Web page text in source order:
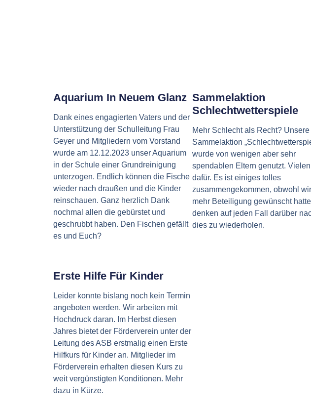
Aquarium In Neuem Glanz
Dank eines engagierten Vaters und der
Unterstützung der Schulleitung Frau
Geyer und Mitgliedern vom Vorstand
wurde am 12.12.2023 unser Aquarium
in der Schule einer Grundreinigung
unterzogen. Endlich können die Fische
wieder nach draußen und die Kinder
reinschauen. Ganz herzlich Dank
nochmal allen die gebürstet und
geschrubbt haben. Den Fischen gefällt
es und Euch?
Sammelaktion
Schlechtwetterspiele
Mehr Schlecht als Recht? Unsere
Sammelaktion
wurde von wenigen aber sehr
spendablen Eltern genutzt.
dafür. Es ist einiges tolles
zusammengekommen, obwohl
mehr Beteiligung gewünscht
denken auf jeden Fall darüber
dies zu wiederholen.
Erste Hilfe Für Kinder
Leider konnte bislang noch kein Termin
angeboten werden. Wir arbeiten mit
Hochdruck daran. Im Herbst diesen
Jahres bietet der Förderverein unter der
Leitung des ASB erstmalig einen Erste
Hilfkurs für Kinder an. Mitglieder im
Förderverein erhalten diesen Kurs zu
weit vergünstigten Konditionen. Mehr
dazu in Kürze.